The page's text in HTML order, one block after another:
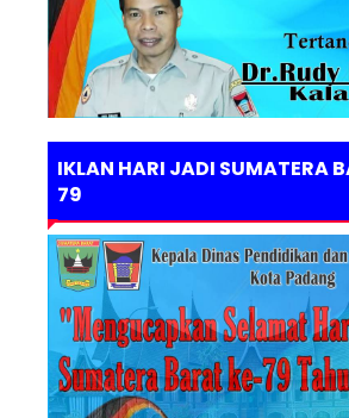
IKLAN HARI JADI SUMATERA
79